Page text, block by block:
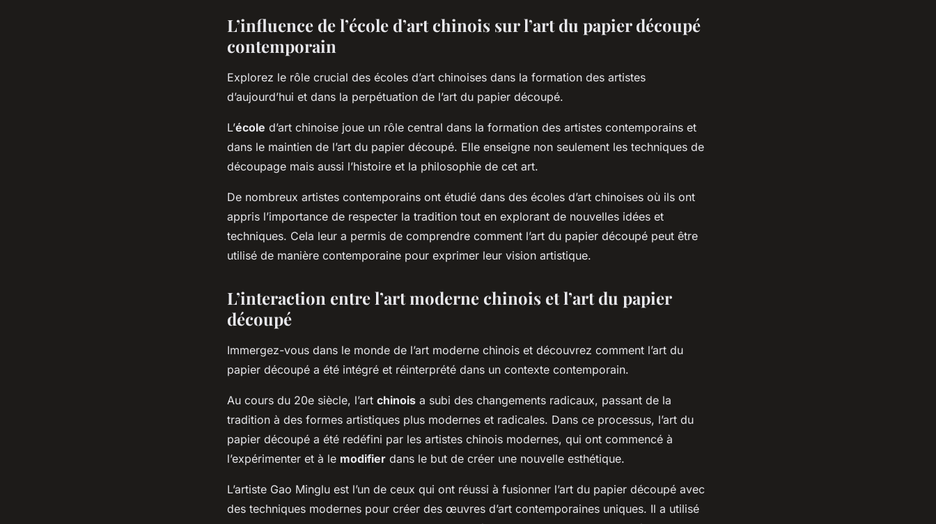
L’influence de l’école d’art chinois sur l’art du papier découpé
contemporain
Explorez le rôle crucial des écoles d’art chinoises dans la formation des artistes
d’aujourd’hui et dans la perpétuation de l’art du papier découpé.
L’école d’art chinoise joue un rôle central dans la formation des artistes contemporains et
dans le maintien de l’art du papier découpé. Elle enseigne non seulement les techniques de
découpage mais aussi l’histoire et la philosophie de cet art.
De nombreux artistes contemporains ont étudié dans des écoles d’art chinoises où ils ont
appris l’importance de respecter la tradition tout en explorant de nouvelles idées et
techniques. Cela leur a permis de comprendre comment l’art du papier découpé peut être
utilisé de manière contemporaine pour exprimer leur vision artistique.
L’interaction entre l’art moderne chinois et l’art du papier
découpé
Immergez-vous dans le monde de l’art moderne chinois et découvrez comment l’art du
papier découpé a été intégré et réinterprété dans un contexte contemporain.
Au cours du 20e siècle, l’art chinois a subi des changements radicaux, passant de la
tradition à des formes artistiques plus modernes et radicales. Dans ce processus, l’art du
papier découpé a été redéfini par les artistes chinois modernes, qui ont commencé à
l’expérimenter et à le modifier dans le but de créer une nouvelle esthétique.
L’artiste Gao Minglu est l’un de ceux qui ont réussi à fusionner l’art du papier découpé avec
des techniques modernes pour créer des œuvres d’art contemporaines uniques. Il a utilisé